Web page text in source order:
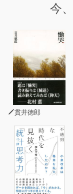
今
貫井徳郎